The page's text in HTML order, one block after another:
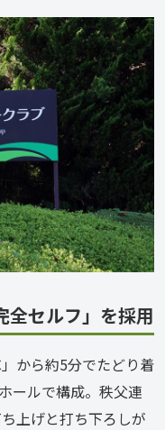
全セルフ」を採用
から約5分でたどり着
ールで構成。秩父連
上げと打ち下ろしが